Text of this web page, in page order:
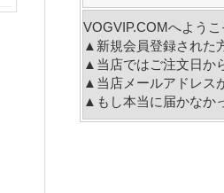
VOGVIP.COMへよう
▲新規会員登録された
▲当店ではご注文日か
▲当店メールアドレス
▲もし本当に届かなか